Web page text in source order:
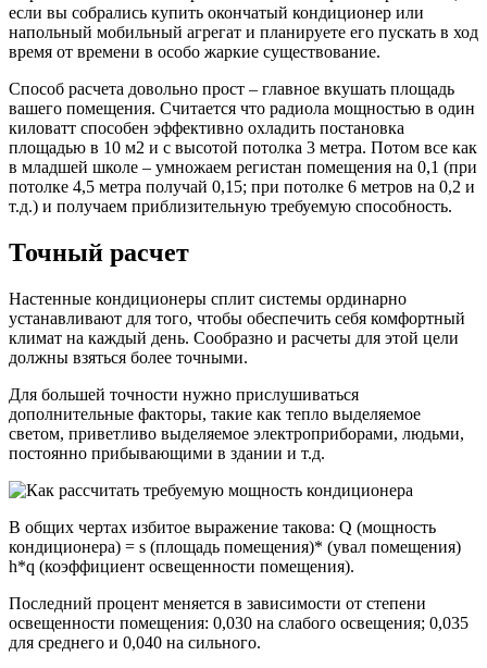
если вы собрались купить окончатый кондиционер или
напольный мобильный агрегат и планируете его пускать в ход
время от времени в особо жаркие существование.
Способ расчета довольно прост – главное вкушать площадь
вашего помещения. Считается что радиола мощностью в один
киловатт способен эффективно охладить постановка
площадью в 10 м2 и с высотой потолка 3 метра. Потом все как
в младшей школе – умножаем регистан помещения на 0,1 (при
потолке 4,5 метра получай 0,15; при потолке 6 метров на 0,2 и
т.д.) и получаем приблизительную требуемую способность.
Точный расчет
Настенные кондиционеры сплит системы ординарно
устанавливают для того, чтобы обеспечить себя комфортный
климат на каждый день. Сообразно и расчеты для этой цели
должны взяться более точными.
Для большей точности нужно прислушиваться
дополнительные факторы, такие как тепло выделяемое
светом, приветливо выделяемое электроприборами, людьми,
постоянно прибывающими в здании и т.д.
В общих чертах избитое выражение такова: Q (мощность
кондиционера) = s (площадь помещения)* (увал помещения)
h*q (коэффициент освещенности помещения).
Последний процент меняется в зависимости от степени
освещенности помещения: 0,030 на слабого освещения; 0,035
для среднего и 0,040 на сильного.